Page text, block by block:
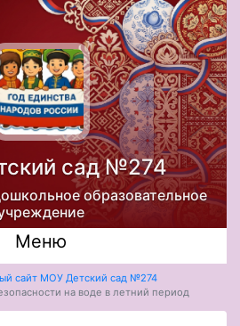
сад №274
образовательное
Меню
сайт МОУ Детский сад №274
на воде в летний период